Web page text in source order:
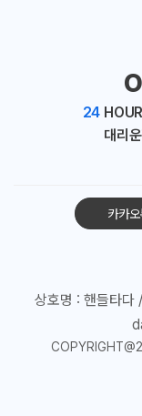
24
대리
카카오
상호명 : 핸들타